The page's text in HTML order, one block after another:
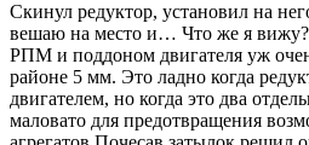
Скинул редуктор, установил на
вешаю на место и… Что же я
РПМ и поддоном двигателя уж
районе 5 мм. Это ладно когда
двигателем, но когда это два
маловато для предотвращения